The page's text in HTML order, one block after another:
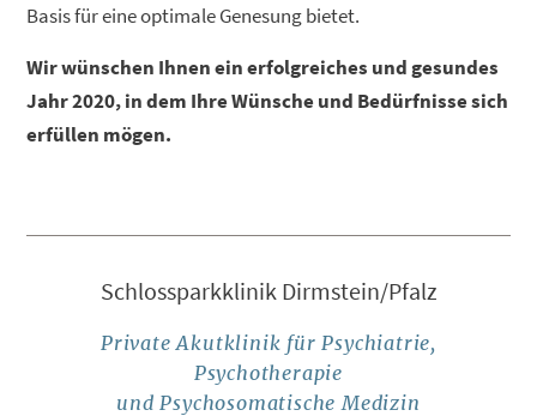
Basis für eine optimale Genesung bietet.
Wir wünschen Ihnen ein erfolgreiches und gesundes
Jahr 2020, in dem Ihre Wünsche und Bedürfnisse sich
erfüllen mögen.
Schlossparkklinik Dirmstein/Pfalz
Private Akutklinik für Psychiatrie,
Psychotherapie
und Psychosomatische Medizin